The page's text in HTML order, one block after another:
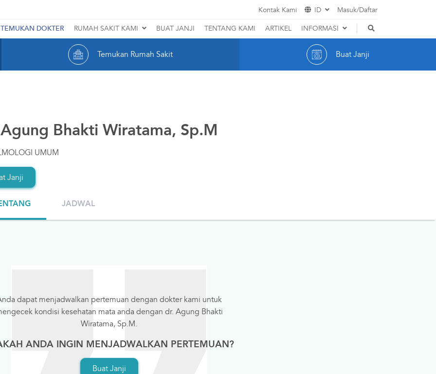
Kontak Kami
ID
ID
Masuk/Daftar
TEMUKAN DOKTER
RUMAH SAKIT KAMI
SMEC TEBET
SMEC PATRIA
SMEC RAWAMANGUN
Lihat Rumah Sakit Lainnya
BUAT JANJI TENTANG KAMI ARTIKEL
INFORMASI
Hak dan Kewajiban Pasien
Asuransi
Temukan Rumah Sakit Buat Janji
Bhakti Wiratama, Sp.M
UMUM
Janji
JADWAL
dapat menjadwalkan pertemuan dengan dokter kami untuk
kondisi kesehatan mata anda dengan dr. Agung Bhakti
Wiratama, Sp.M.
ANDA INGIN MENJADWALKAN PERTEMUAN?
Buat Janji